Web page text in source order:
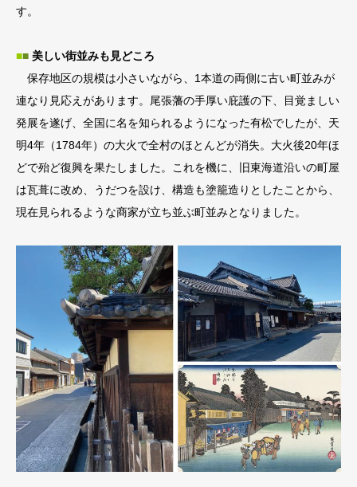
す。
■■ 美しい街並みも見どころ
保存地区の規模は小さいながら、1本道の両側に古い町並みが
連なり見応えがあります。尾張藩の手厚い庇護の下、目覚ましい
発展を遂げ、全国に名を知られるようになった有松でしたが、天
明4年（1784年）の大火で全村のほとんどが消失。大火後20年ほ
どで殆ど復興を果たしました。これを機に、旧東海道沿いの町屋
は瓦葺に改め、うだつを設け、構造も塗籠造りとしたことから、
現在見られるような商家が立ち並ぶ町並みとなりました。